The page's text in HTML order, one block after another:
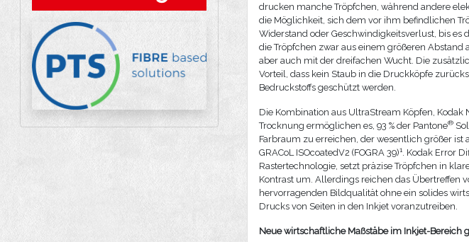
drucken manche Tröpfchen, während andere
die Möglichkeit, sich dem vor ihm befindlichen
Widerstand oder Geschwindigkeitsverlust, bis es
die Tröpfchen zwar aus einem größeren
aber auch mit der dreifachen Wucht. Die
Vorteil, dass kein Staub in die Druckköpfe
Bedruckstoffs geschützt werden.
Die Kombination aus UltraStream Köpfen,
Trocknung ermöglichen es, 93 % der Pantone®
Farbraum zu erreichen, der wesentlich größer ist
GRACoL ISOcoatedV2 (FOGRA 39)1
. Kodak Error
Rastertechnologie, setzt präzise Tröpfchen in
Kontrast um. Allerdings reichen das Übertreffen
hervorragenden Bildqualität ohne ein solides
Drucks von Seiten in den Inkjet voranzutreiben.
Neue wirtschaftliche Maßstäbe im Inkjet-Bereich